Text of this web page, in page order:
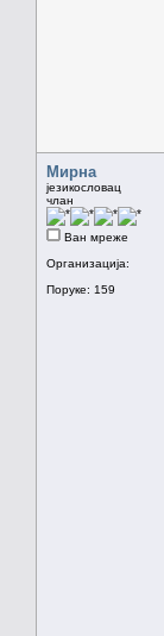
Мирна
језикословац
члан
Ван мреже
Организација:
Поруке: 159